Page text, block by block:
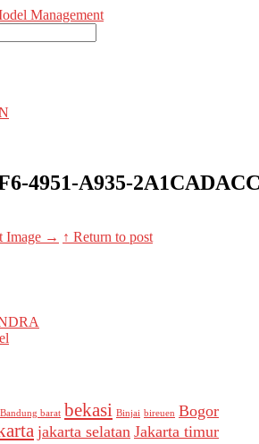
4951-A935-
Image → ↑ Return to post
Bandung barat bekasi Binjai bireuen Bogor
jakarta selatan Jakarta timur